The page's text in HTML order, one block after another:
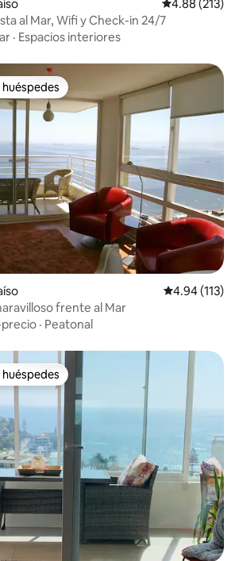
Calificación
4.88 (213)
al Mar, Wifi y Check-in 24/7
· Espacios interiores
preferido
Calificación
4.94 (113)
frente al Mar
· Peatonal
preferido